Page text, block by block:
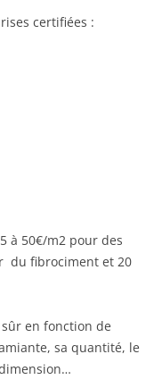
certifiées :
à 50€/m2 pour des
du fibrociment et 20
en fonction de
sa quantité, le